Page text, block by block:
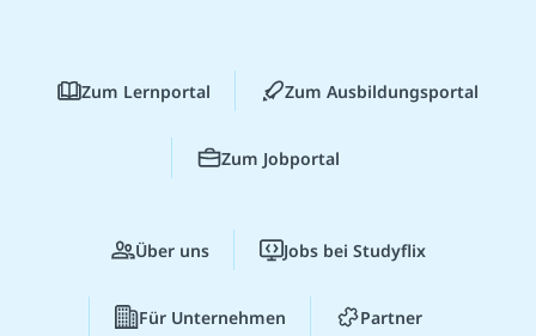
Zum Lernportal Zum Ausbildungsportal
Zum Jobportal
Über uns Jobs bei Studyflix
Für Unternehmen Partner